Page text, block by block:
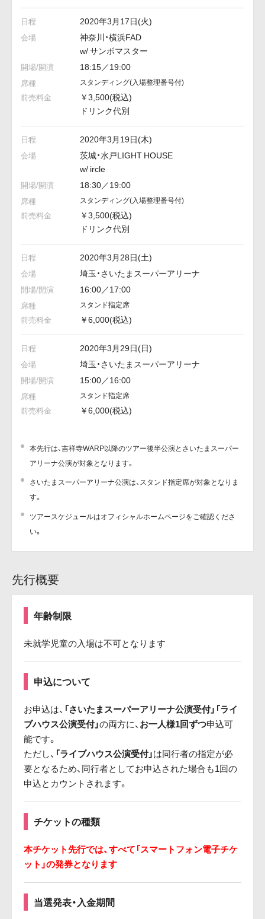
2020年3月17日(火)
神奈川・横浜FAD
w/ サンボマスター
18:15／19:00
スタンディング(入場整理番号付)
￥3,500(税込)
ドリンク代別
2020年3月19日(木)
茨城・水戸LIGHT HOUSE
w/ ircle
18:30／19:00
スタンディング(入場整理番号付)
￥3,500(税込)
ドリンク代別
2020年3月28日(土)
埼玉・さいたまスーパーアリーナ
16:00／17:00
スタンド指定席
￥6,000(税込)
2020年3月29日(日)
埼玉・さいたまスーパーアリーナ
15:00／16:00
スタンド指定席
￥6,000(税込)
本先行は、吉祥寺WARP以降のツアー後半公演とさいたまスーパー
アリーナ公演が対象となります。
さいたまスーパーアリーナ公演は、スタンド指定席が対象となりま
す。
ツアースケジュールはオフィシャルホームページをご確認くださ
い。
先行概要
年齢制限
未就学児童の入場は不可となります
申込について
お申込は、 「さいたまスーパーアリーナ公演受付」「ライ
ブハウス公演受付」の両方に、お一人様1回ずつ申込可
能です。
ただし、 「ライブハウス公演受付」は同行者の指定が必
要となるため、同行者としてお申込された場合も1回の
申込とカウントされます。
チケットの種類
本チケット先行では、すべて「スマートフォン電子チケ
ット」の発券となります
当選発表・入金期間